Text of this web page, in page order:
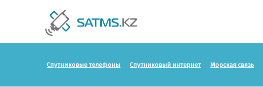
Спутниковые телефоны Спутниковый интернет Морская связь